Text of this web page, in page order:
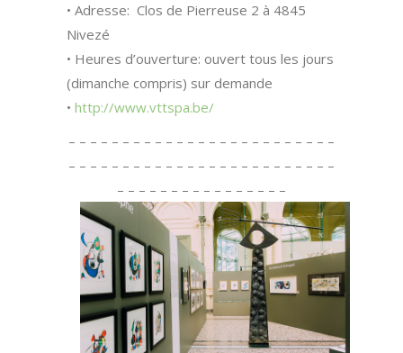
• Adresse: Clos de Pierreuse 2 à 4845
Nivezé
• Heures d’ouverture: ouvert tous les jours
(dimanche compris) sur demande
• http://www.vttspa.be/
– – – – – – – – – – – – – – – – – – – – – – – – –
– – – – – – – – – – – – – – – – – – – – – – – – –
– – – – – – – – – – – – – – – –